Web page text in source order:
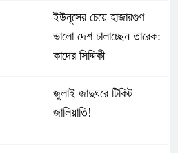
ইউনূসের চেয়ে হাজারগুণ
ভালো দেশ চালাচ্ছেন তারেক:
কাদের সিদ্দিকী
জুলাই জাদুঘরে টিকিট
জালিয়াতি!